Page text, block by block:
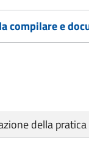
compilare e
della